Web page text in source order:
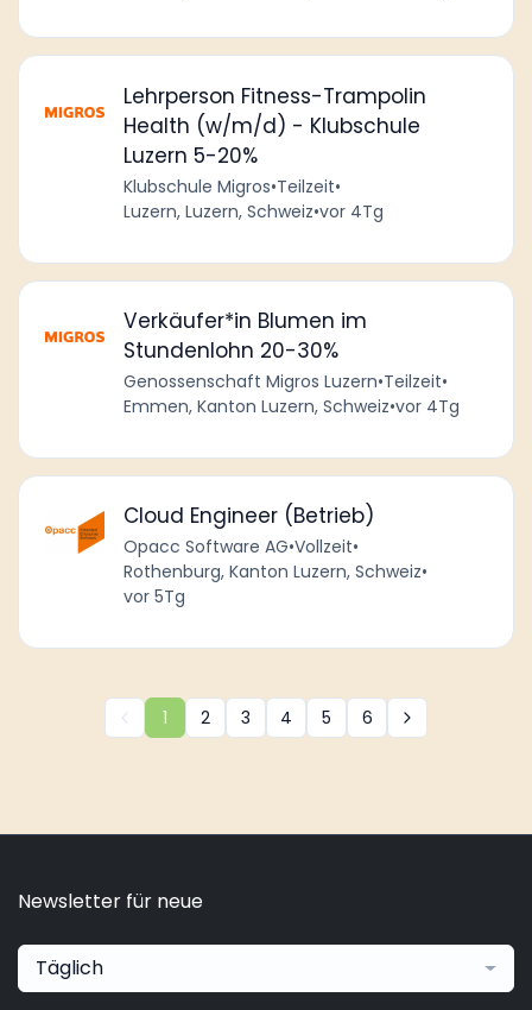
Lehrperson Fitness-Trampolin
Health (w/m/d) - Klubschule
Luzern 5-20%
Klubschule Migros•Teilzeit•
Luzern, Luzern, Schweiz•vor 4Tg
Verkäufer*in Blumen im
Stundenlohn 20-30%
Genossenschaft Migros Luzern•Teilzeit•
Emmen, Kanton Luzern, Schweiz•vor 4Tg
Cloud Engineer (Betrieb)
Opacc Software AG•Vollzeit•
Rothenburg, Kanton Luzern, Schweiz•
vor 5Tg
1 2 3 4 5 6
Newsletter für neue
Täglich